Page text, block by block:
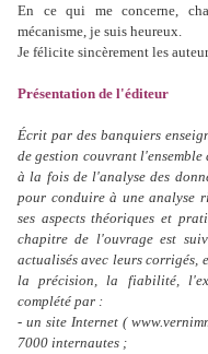
En ce qui me concerne,
mécanisme, je suis heureux.
Je félicite sincèrement les
Présentation de l'éditeur
Écrit par des banquiers
de gestion couvrant
à la fois de l'analyse des
pour conduire à une analyse
ses aspects théoriques et
chapitre de l'ouvrage est
actualisés avec leurs corrigés,
la précision, la fiabilité,
complété par :
- un site Internet (
7000 internautes ;